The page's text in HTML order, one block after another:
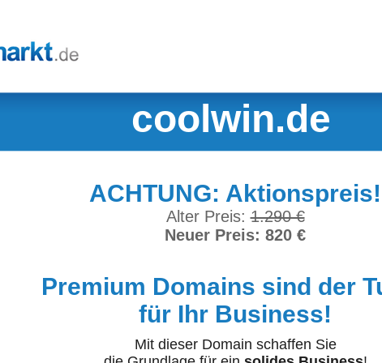
coolwin.de
ACHTUNG: Aktionspreis!
Alter Preis:1.290 €
Neuer Preis: 820 €
Premium Domains sind der
für Ihr Business!
Mit dieser Domain schaffen Sie